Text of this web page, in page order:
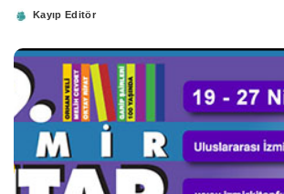
PostedKayıp Editör